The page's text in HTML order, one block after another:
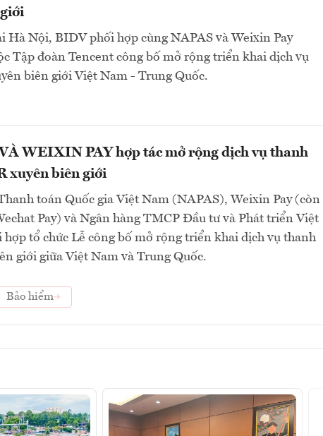
Hà Nội, BIDV phối hợp cùng NAPAS và Weixin Pay
Tập đoàn Tencent công bố mở rộng triển khai dịch vụ
biên giới Việt Nam - Trung Quốc.
WEIXIN PAY hợp tác mở rộng dịch vụ thanh
xuyên biên giới
toán Quốc gia Việt Nam (NAPAS), Weixin Pay (còn
Pay) và Ngân hàng TMCP Đầu tư và Phát triển Việt
tổ chức Lễ công bố mở rộng triển khai dịch vụ thanh
giới giữa Việt Nam và Trung Quốc.
Bảo hiểm